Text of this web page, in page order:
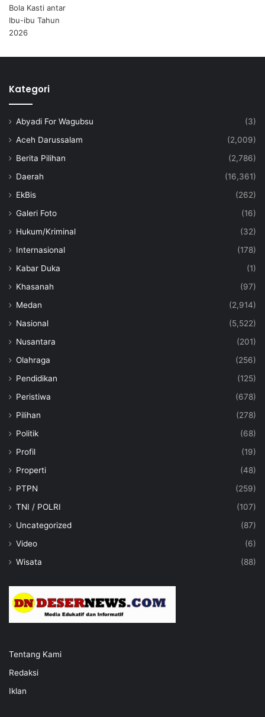
Kategori
Abyadi For Wagubsu
(3)
Aceh Darussalam
(2,009)
Berita Pilihan
(2,786)
Daerah
(16,361)
EkBis
(262)
Galeri Foto
(16)
Hukum/Kriminal
(32)
Internasional
(178)
Kabar Duka
(1)
Khasanah
(97)
Medan
(2,914)
Nasional
(5,522)
Nusantara
(201)
Olahraga
(256)
Pendidikan
(125)
Peristiwa
(678)
Pilihan
(278)
Politik
(68)
Profil
(19)
Properti
(48)
PTPN
(259)
TNI / POLRI
(107)
Uncategorized
(87)
Video
(6)
Wisata
(88)
Tentang Kami
Redaksi
Iklan